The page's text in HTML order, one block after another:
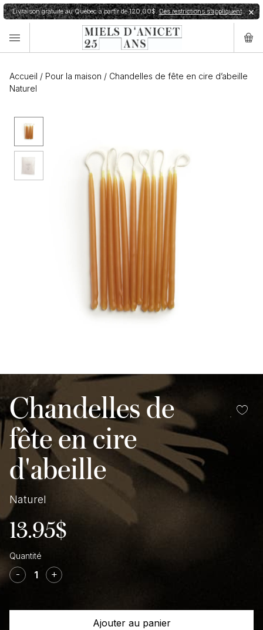
✕
Livraison gratuite au Québec à partir de 120,00$.Des restrictions s’appliquent
Accueil / Pour la maison / Chandelles de fête en cire d’abeille
Naturel
Chandelles de
fête en cire
d'abeille
Naturel
13.95$
de
Chandelles
fête
- +
Ajouter au panier